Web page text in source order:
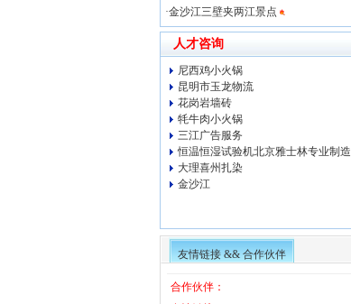
·金沙江三壁夹两江景点
人才咨询
尼西鸡小火锅
昆明市玉龙物流
花岗岩墙砖
牦牛肉小火锅
三江广告服务
恒温恒湿试验机北京雅士林专业制造
大理喜州扎染
金沙江
友情链接 && 合作伙伴
合作伙伴：